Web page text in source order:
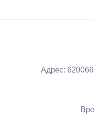
Адрес: